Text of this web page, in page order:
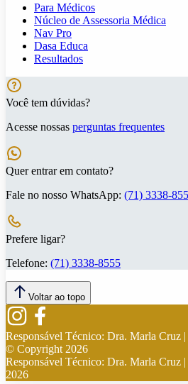
Para Médicos
Núcleo de Assessoria Médica
Nav Pro
Dasa Educa
Resultados
Você tem dúvidas?
Acesse nossas perguntas frequentes
Quer entrar em contato?
Fale no nosso WhatsApp: (71) 3338-
Prefere ligar?
Telefone: (71) 3338-8555
Voltar ao topo
Responsável Técnico: Dra. Marla Cruz
© Copyright 2026
Responsável Técnico: Dra. Marla Cruz
2026